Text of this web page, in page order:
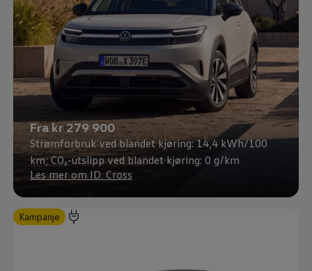
Fra kr 279 900
Strømforbruk ved blandet kjøring: 14,4 kWh/100
km; CO₂-utslipp ved blandet kjøring: 0 g/km
Les mer om ID. Cross
Kampanje